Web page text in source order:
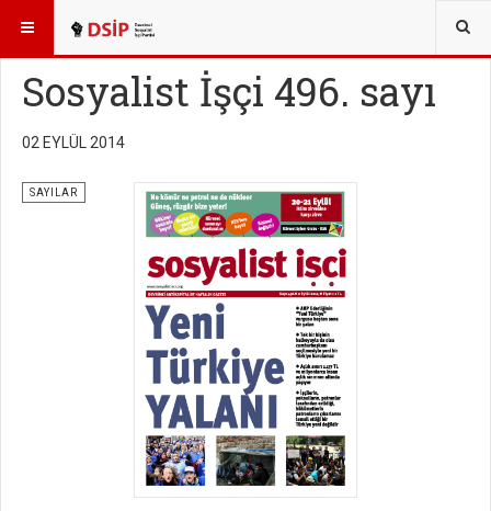
BURADASINIZ: YAYINLAR
Sosyalist İşçi 496. sayı
02 EYLÜL 2014
SAYILAR